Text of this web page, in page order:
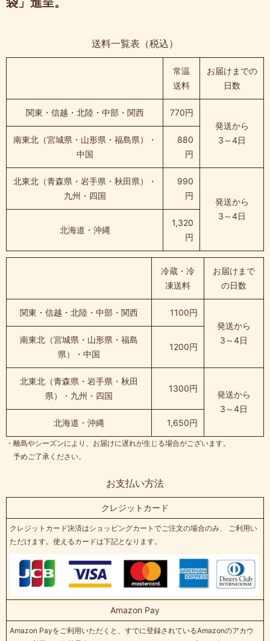
送料一覧表（税込）
常温
送料
お届けまでの
日数
関東・信越・北陸・中部・関西
770円
発送から
3～4日
南東北（宮城県・山形県・福島県）・
中国
880
円
北東北（青森県・岩手県・秋田県）・
九州・四国
990
円
発送から
3～4日
北海道・沖縄
1,320
円
冷蔵・冷
凍送料
お届けまで
の日数
関東・信越・北陸・中部・関西
1100円
発送から
3～4日
南東北（宮城県・山形県・福島
県）・中国
1200円
北東北（青森県・岩手県・秋田
県）・九州・四国
1300円
発送から
3～4日
北海道・沖縄
1,650円
・離島やシーズンにより、お届けに遅れが生じる場合がございます。
予めご了承ください。
お支払い方法
クレジットカード
クレジットカード決済はショッピングカートでご注文の場合のみ、 ご利用い
ただけます。使えるカードは下記となります。
Amazon Pay
Amazon Payをご利用いただくと、すでに登録されているAmazonのアカウ